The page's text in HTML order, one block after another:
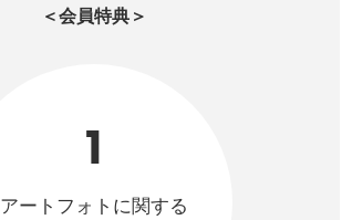
＜会員特典＞
1
アートフォトに関する